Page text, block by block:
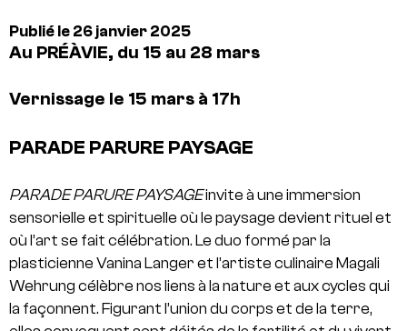
Publié le 26 janvier 2025
Au PRÉÀVIE, du 15 au 28 mars
Vernissage le 15 mars à 17h
PARADE PARURE PAYSAGE
PARADE PARURE PAYSAGEinvite à une immersion
sensorielle et spirituelle où le paysage devient rituel et
où l’art se fait célébration. Le duo formé par la
plasticienne Vanina Langer et l’artiste culinaire Magali
Wehrung célèbre nos liens à la nature et aux cycles qui
la façonnent. Figurant l’union du corps et de la terre,